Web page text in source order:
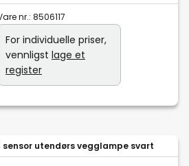
nr.: 8506117
For individuelle priser,
vennligst lage et
register
S sensor utendørs vegglampe svart